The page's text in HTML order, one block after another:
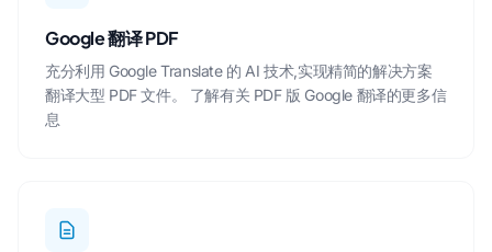
Google 翻译 PDF
充分利用 Google Translate 的 AI 技术,实现精简的解决方案
翻译大型 PDF文件。 了解有关 PDF 版 Google 翻译的更多信
息